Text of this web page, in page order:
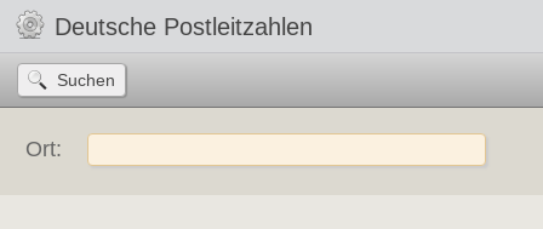
Deutsche Postleitzahlen
Ort: